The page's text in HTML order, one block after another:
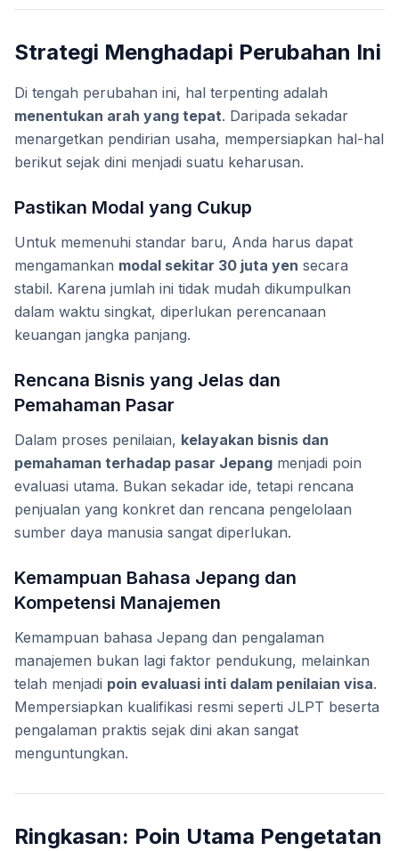
Strategi Menghadapi Perubahan Ini
Di tengah perubahan ini, hal terpenting adalah
menentukan arah yang tepat. Daripada sekadar
menargetkan pendirian usaha, mempersiapkan hal-hal
berikut sejak dini menjadi suatu keharusan.
Pastikan Modal yang Cukup
Untuk memenuhi standar baru, Anda harus dapat
mengamankan modal sekitar 30 juta yen secara
stabil. Karena jumlah ini tidak mudah dikumpulkan
dalam waktu singkat, diperlukan perencanaan
keuangan jangka panjang.
Rencana Bisnis yang Jelas dan
Pemahaman Pasar
Dalam proses penilaian, kelayakan bisnis dan
pemahaman terhadap pasar Jepang menjadi poin
evaluasi utama. Bukan sekadar ide, tetapi rencana
penjualan yang konkret dan rencana pengelolaan
sumber daya manusia sangat diperlukan.
Kemampuan Bahasa Jepang dan
Kompetensi Manajemen
Kemampuan bahasa Jepang dan pengalaman
manajemen bukan lagi faktor pendukung, melainkan
telah menjadi poin evaluasi inti dalam penilaian visa.
Mempersiapkan kualifikasi resmi seperti JLPT beserta
pengalaman praktis sejak dini akan sangat
menguntungkan.
Ringkasan: Poin Utama Pengetatan